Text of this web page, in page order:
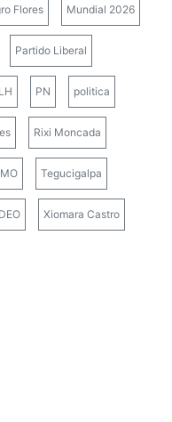
Flores Mundial 2026
Partido Liberal
PN politica
Rixi Moncada
Tegucigalpa
Xiomara Castro